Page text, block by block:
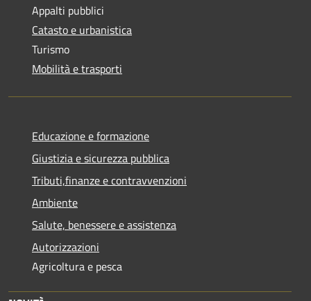
Appalti pubblici
Catasto e urbanistica
Turismo
Mobilità e trasporti
Educazione e formazione
Giustizia e sicurezza pubblica
Tributi,finanze e contravvenzioni
Ambiente
Salute, benessere e assistenza
Autorizzazioni
Agricoltura e pesca